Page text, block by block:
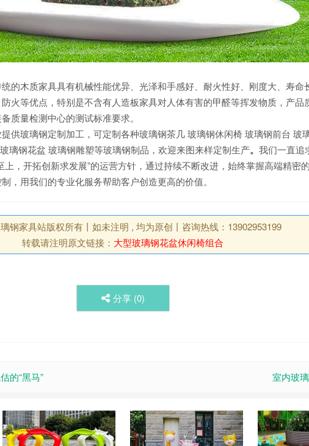
的木质家具具有机械性能优异、光泽和手感好、耐火性好、刚度大、寿命
火等优点，特别是不含有人造板家具对人体有害的甲醛等挥发物质，产品
质量检测中心的测试标准要求。
供玻璃钢定制加工，可定制各种玻璃钢茶几 玻璃钢休闲椅 玻璃钢前台 玻
璃钢花盆 玻璃钢雕塑等玻璃钢制品，欢迎来图来样定制生产。 我们一直追
上，开拓创新求发展”的运营方针，通过持续不断改进，始终掌握高端精密
，用我们的专业化服务帮助客户创造更高的价值。
钢家具站版权所有丨如未注明 , 均为原创丨咨询热线：13902953199
转载请注明原文链接： 大型玻璃钢花盆休闲椅组合
分享 (0)
的“黑马” 室内玻